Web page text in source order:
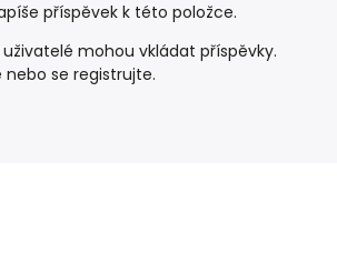
příspěvek k této položce.
mohou vkládat příspěvky.
nebo se registrujte.